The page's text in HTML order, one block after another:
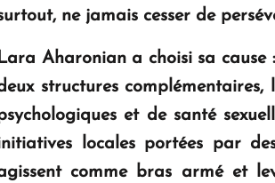
ne jamais cesser de
Aharonian a choisi sa cause
structures
et de santé
locales portées par
comme bras armé et